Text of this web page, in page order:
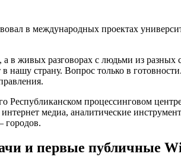
в международных проектах
в живых разговорах с людьми из
страну. Вопрос только в
Республиканском процессинговом
медиа, аналитические
городов.
и первые публичные